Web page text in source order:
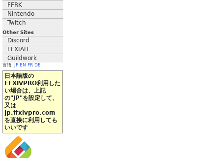
FFRK
Nintendo
Twitch
Other Sites
Discord
FFXIAH
Guildwork
言語: JP EN FR DE
日本語版の
FFXIVPRO利用した
い場合は、上記
の"JP"を設定して、
又は
jp.ffxivpro.com
を直接に利用しても
いいです